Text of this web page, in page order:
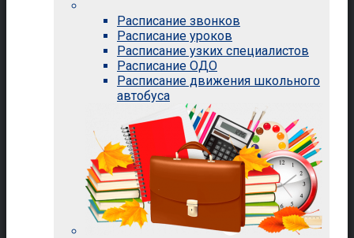
Расписание звонков
Расписание уроков
Расписание узких специалистов
Расписание ОДО
Расписание движения школьного
автобуса